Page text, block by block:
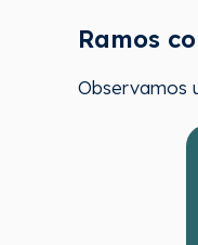
Ramos
Observamos